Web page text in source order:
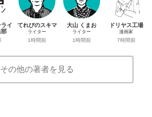
ライ
部
てれびのスキマ
ライター
1時間前
大山 くまお
ライター
1時間前
ドリヤス工場
漫画家
7時間前
その他の著者を見る